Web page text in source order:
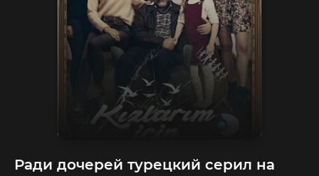
Ради дочерей турецкий серил на